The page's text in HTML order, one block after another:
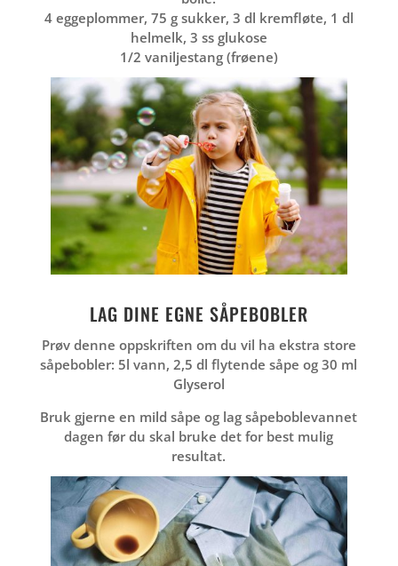
4 eggeplommer, 75 g sukker, 3 dl kremfløte, 1 dl
helmelk, 3 ss glukose
1/2 vaniljestang (frøene)
LAG DINE EGNE SÅPEBOBLER
Prøv denne oppskriften om du vil ha ekstra store
såpebobler: 5l vann, 2,5 dl flytende såpe og 30 ml
Glyserol
Bruk gjerne en mild såpe og lag såpeboblevannet
dagen før du skal bruke det for best mulig
resultat.